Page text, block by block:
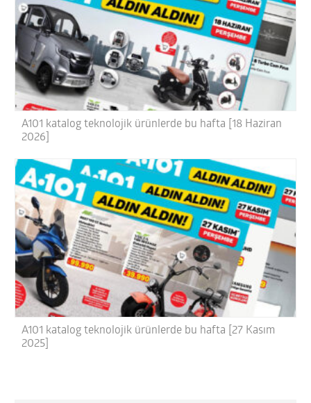
A101 katalog teknolojik ürünlerde bu hafta [18 Haziran
2026]
A101 katalog teknolojik ürünlerde bu hafta [27 Kasım
2025]